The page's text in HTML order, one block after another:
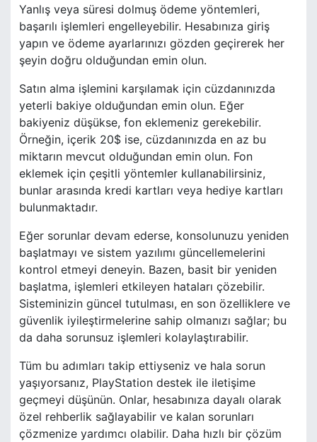
Yanlış veya süresi dolmuş ödeme yöntemleri,
başarılı işlemleri engelleyebilir. Hesabınıza giriş
yapın ve ödeme ayarlarınızı gözden geçirerek her
şeyin doğru olduğundan emin olun.
Satın alma işlemini karşılamak için cüzdanınızda
yeterli bakiye olduğundan emin olun. Eğer
bakiyeniz düşükse, fon eklemeniz gerekebilir.
Örneğin, içerik 20$ ise, cüzdanınızda en az bu
miktarın mevcut olduğundan emin olun. Fon
eklemek için çeşitli yöntemler kullanabilirsiniz,
bunlar arasında kredi kartları veya hediye kartları
bulunmaktadır.
Eğer sorunlar devam ederse, konsolunuzu yeniden
başlatmayı ve sistem yazılımı güncellemelerini
kontrol etmeyi deneyin. Bazen, basit bir yeniden
başlatma, işlemleri etkileyen hataları çözebilir.
Sisteminizin güncel tutulması, en son özelliklere ve
güvenlik iyileştirmelerine sahip olmanızı sağlar; bu
da daha sorunsuz işlemleri kolaylaştırabilir.
Tüm bu adımları takip ettiyseniz ve hala sorun
yaşıyorsanız, PlayStation destek ile iletişime
geçmeyi düşünün. Onlar, hesabınıza dayalı olarak
özel rehberlik sağlayabilir ve kalan sorunları
çözmenize yardımcı olabilir. Daha hızlı bir çözüm